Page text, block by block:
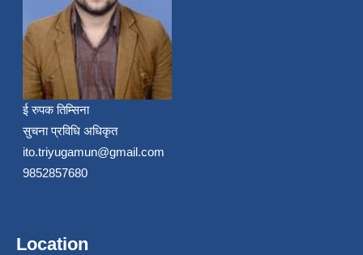
ई रुपक तिम्सिना
सुचना प्रविधि अधिकृत
ito.triyugamun@gmail.com
9852857680
Location